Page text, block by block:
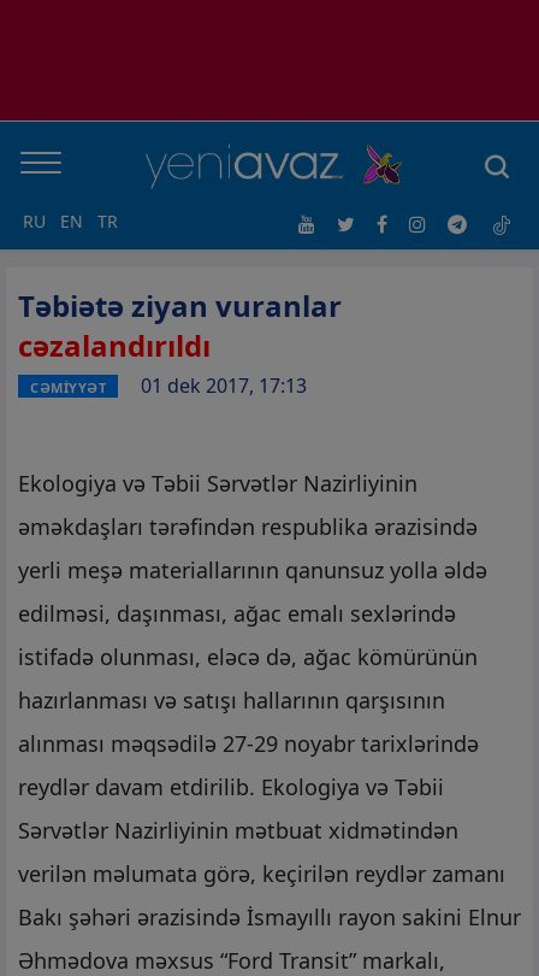
RU EN TR
Təbiətə ziyan vuranlar
cəzalandırıldı
CƏMİYYƏT 01 dek 2017, 17:13
Ekologiya və Təbii Sərvətlər Nazirliyinin
əməkdaşları tərəfindən respublika ərazisində
yerli meşə materiallarının qanunsuz yolla əldə
edilməsi, daşınması, ağac emalı sexlərində
istifadə olunması, eləcə də, ağac kömürünün
hazırlanması və satışı hallarının qarşısının
alınması məqsədilə 27-29 noyabr tarixlərində
reydlər davam etdirilib. Ekologiya və Təbii
Sərvətlər Nazirliyinin mətbuat xidmətindən
verilən məlumata görə, keçirilən reydlər zamanı
Bakı şəhəri ərazisində İsmayıllı rayon sakini Elnur
Əhmədova məxsus “Ford Transit” markalı,